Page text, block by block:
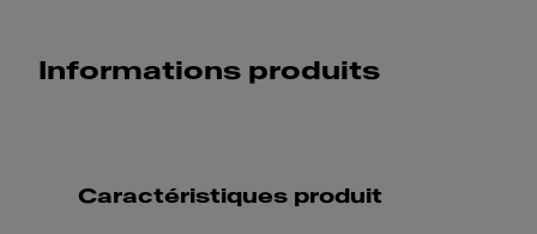
Informations produits
Caractéristiques produit